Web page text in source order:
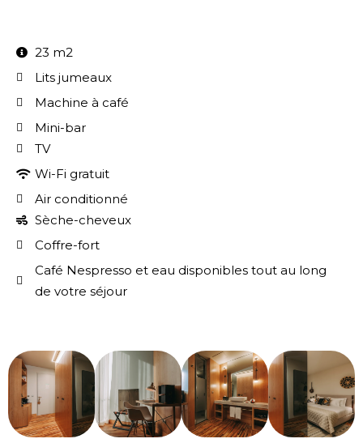
23 m2
Lits jumeaux
Machine à café
Mini-bar
TV
Wi-Fi gratuit
Air conditionné
Sèche-cheveux
Coffre-fort
Café Nespresso et eau disponibles tout au long
de votre séjour